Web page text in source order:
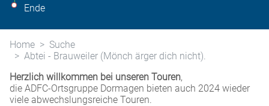
Ende
Home
Suche
Abtei - Brauweiler (Mönch ärger dich nicht).
Herzlich willkommen bei unseren Touren,
die ADFC-Ortsgruppe Dormagen bieten auch 2024 wieder
viele abwechslungsreiche Touren.